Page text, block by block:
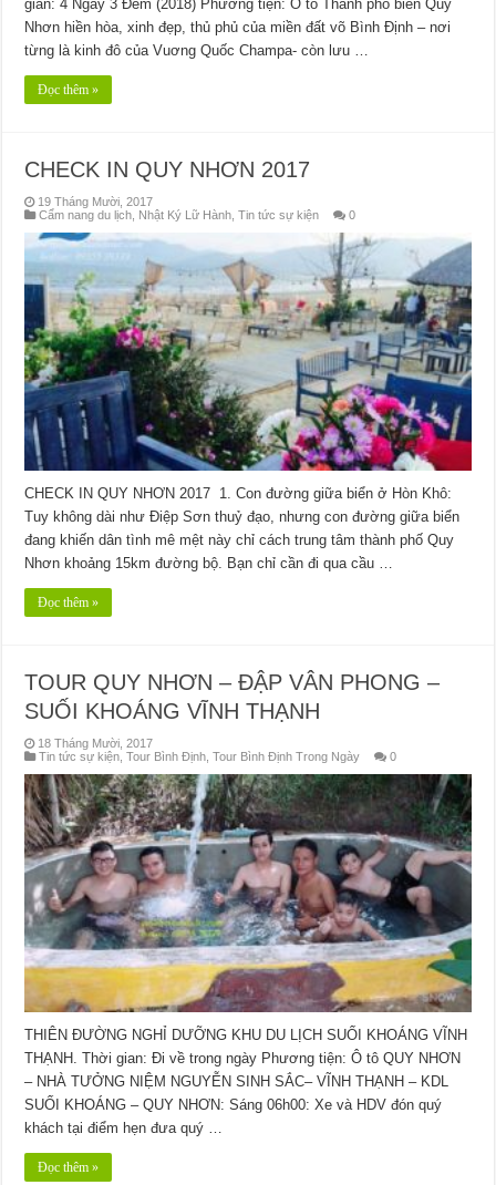
gian: 4 Ngày 3 Đêm (2018) Phương tiện: Ô tô Thành phố biển Quy
Nhơn hiền hòa, xinh đẹp, thủ phủ của miền đất võ Bình Định – nơi
từng là kinh đô của Vuơng Quốc Champa- còn lưu …
Đọc thêm »
CHECK IN QUY NHƠN 2017
19 Tháng Mười, 2017
Cẩm nang du lịch
Nhật Ký Lữ Hành ,Tin tức sự kiện 0
CHECK IN QUY NHƠN 2017 1. Con đường giữa biển ở Hòn Khô:
Tuy không dài như Điệp Sơn thuỷ đạo, nhưng con đường giữa biển
đang khiến dân tình mê mệt này chỉ cách trung tâm thành phố Quy
Nhơn khoảng 15km đường bộ. Bạn chỉ cần đi qua cầu …
Đọc thêm »
TOUR QUY NHƠN – ĐẬP VÂN PHONG –
SUỐI KHOÁNG VĨNH THẠNH
18 Tháng Mười, 2017
Tin tức sự kiện ,Tour Bình Định ,Tour Bình Định Trong Ngày 0
THIÊN ĐƯỜNG NGHỈ DƯỠNG KHU DU LỊCH SUỐI KHOÁNG VĨNH
THẠNH. Thời gian: Đi về trong ngày Phương tiện: Ô tô QUY NHƠN
– NHÀ TƯỞNG NIỆM NGUYỄN SINH SẮC– VĨNH THẠNH – KDL
SUỐI KHOÁNG – QUY NHƠN: Sáng 06h00: Xe và HDV đón quý
khách tại điểm hẹn đưa quý …
Đọc thêm »